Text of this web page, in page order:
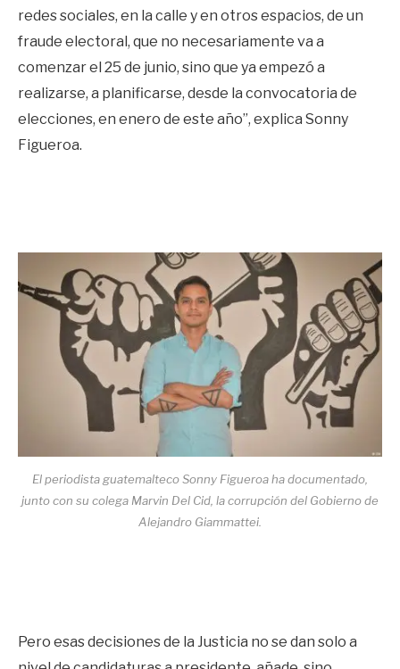
redes sociales, en la calle y en otros espacios, de un
fraude electoral, que no necesariamente va a
comenzar el 25 de junio, sino que ya empezó a
realizarse, a planificarse, desde la convocatoria de
elecciones, en enero de este año”, explica Sonny
Figueroa.
El periodista guatemalteco Sonny Figueroa ha documentado,
junto con su colega Marvin Del Cid, la corrupción del Gobierno de
Alejandro Giammattei.
Pero esas decisiones de la Justicia no se dan solo a